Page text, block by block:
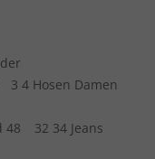
3 4 Hosen Damen
48
32 34 Jeans